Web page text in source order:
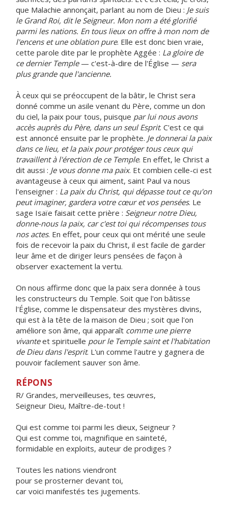
que Malachie annonçait, parlant au nom de Dieu : Je suis
le Grand Roi, dit le Seigneur. Mon nom a été glorifié
parmi les nations. En tous lieux on offre à mon nom de
l'encens et une oblation pure. Elle est donc bien vraie,
cette parole dite par le prophète Aggée : La gloire de
ce dernier Temple— c'est-à-dire de l'Église — sera
plus grande que l'ancienne.
À ceux qui se préoccupent de la bâtir, le Christ sera
donné comme un asile venant du Père, comme un don
du ciel, la paix pour tous, puisque par lui nous avons
accès auprès du Père, dans un seul Esprit. C'est ce qui
est annoncé ensuite par le prophète. Je donnerai la paix
dans ce lieu, et la paix pour protéger tous ceux qui
travaillent à l'érection de ce Temple. En effet, le Christ a
dit aussi : Je vous donne ma paix. Et combien celle-ci est
avantageuse à ceux qui aiment, saint Paul va nous
l'enseigner : La paix du Christ, qui dépasse tout ce qu'on
peut imaginer, gardera votre cœur et vos pensées. Le
sage Isaïe faisait cette prière : Seigneur notre Dieu,
donne-nous la paix, car c'est toi qui récompenses tous
nos actes. En effet, pour ceux qui ont mérité une seule
fois de recevoir la paix du Christ, il est facile de garder
leur âme et de diriger leurs pensées de façon à
observer exactement la vertu.
On nous affirme donc que la paix sera donnée à tous
les constructeurs du Temple. Soit que l'on bâtisse
l'Église, comme le dispensateur des mystères divins,
qui est à la tête de la maison de Dieu ; soit que l'on
améliore son âme, qui apparaît comme une pierre
vivanteet spirituelle pour le Temple saint et l'habitation
de Dieu dans l'esprit. L'un comme l'autre y gagnera de
pouvoir facilement sauver son âme.
RÉPONS
R/ Grandes, merveilleuses, tes œuvres,
Seigneur Dieu, Maître-de-tout !
Qui est comme toi parmi les dieux, Seigneur ?
Qui est comme toi, magnifique en sainteté,
formidable en exploits, auteur de prodiges ?
Toutes les nations viendront
pour se prosterner devant toi,
car voici manifestés tes jugements.